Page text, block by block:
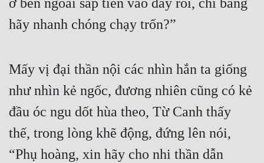
ở bên ngoài sắp tiến vào đây rồi, chi bằng
hãy nhanh chóng chạy trốn?”
Mấy vị đại thần nội các nhìn hắn ta giống
như nhìn kẻ ngốc, đương nhiên cũng có kẻ
đầu óc ngu dốt hùa theo, Từ Canh thấy
thế, trong lòng khẽ động, đứng lên nói,
“Phụ hoàng, xin hãy cho nhi thần dẫn